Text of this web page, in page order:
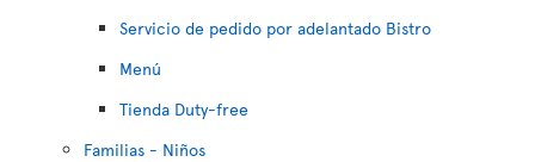
Servicio de pedido por adelantado Bistro
Menú
Tienda Duty-free
Familias - Niños